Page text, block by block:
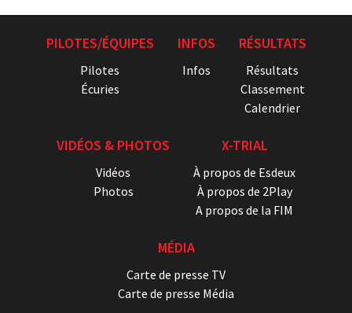
PILOTES/ÉQUIPES
Pilotes
Écuries
INFOS
Infos
RÉSULTATS
Résultats
Classement
Calendrier
VIDÉOS & PHOTOS
Vidéos
Photos
X-TRIAL
À propos de Esdeux
À propos de 2Play
A propos de la FIM
MÉDIA
Carte de presse TV
Carte de presse Média